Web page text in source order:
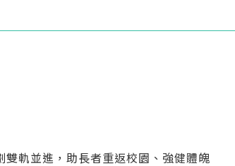
軌並進，助長者重返校園、強健體魄